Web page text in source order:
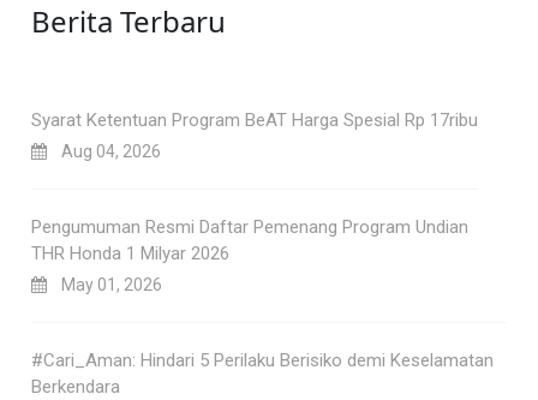
Berita Terbaru
Syarat Ketentuan Program BeAT Harga Spesial Rp 17ribu
Aug 04, 2026
Pengumuman Resmi Daftar Pemenang Program Undian
THR Honda 1 Milyar 2026
May 01, 2026
#Cari_Aman: Hindari 5 Perilaku Berisiko demi Keselamatan
Berkendara